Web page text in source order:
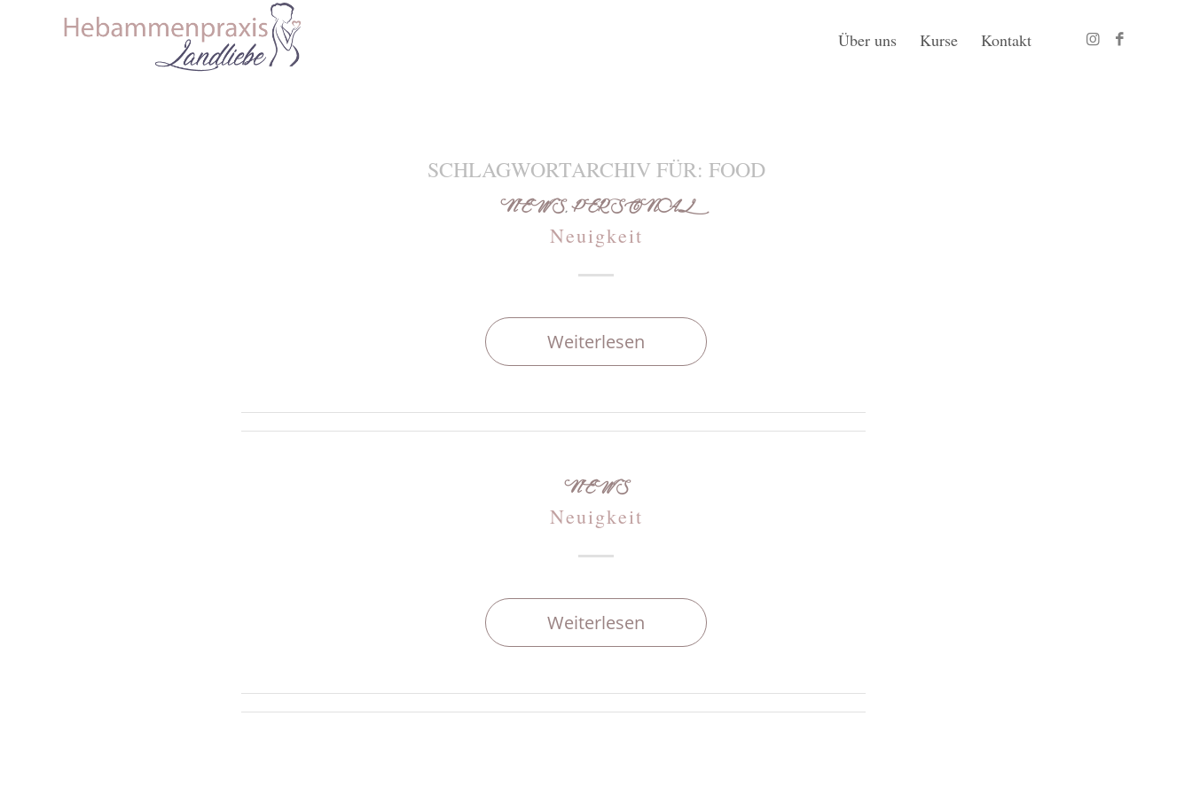
Über uns Kurse Kontakt
SCHLAGWORTARCHIV FÜR: FOOD
NEWS,PERSONAL
Neuigkeit
Weiterlesen
NEWS
Neuigkeit
Weiterlesen